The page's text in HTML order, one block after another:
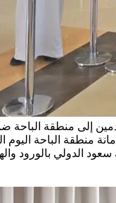
إلى منطقة
منطقة الباحة اليوم
سعود الدولي بالورود